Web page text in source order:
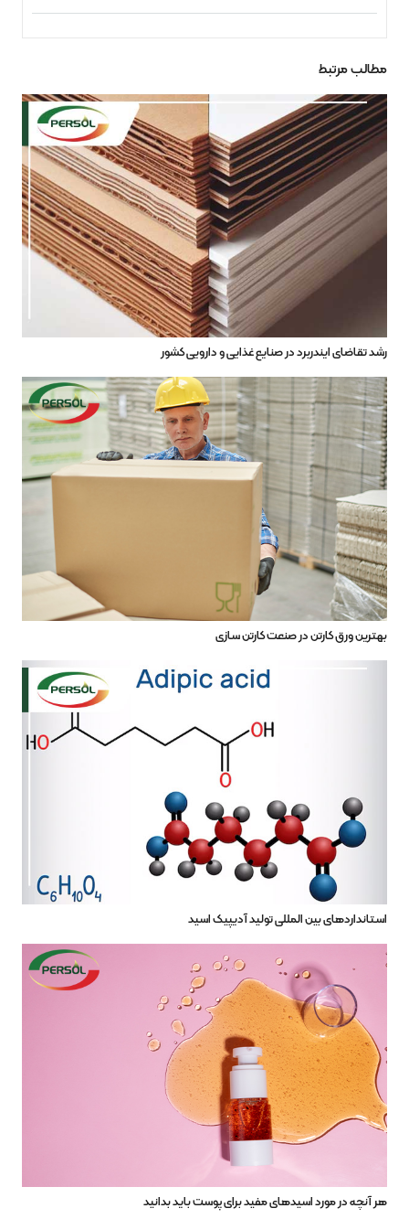
مطالب مرتبط
رشد تقاضای ایندربرد در صنایع غذایی و دارویی کشور
بهترین ورق کارتن در صنعت کارتن سازی
استانداردهای بین المللی تولید آدیپیک اسید
هر آنچه در مورد اسیدهای مفید برای پوست باید بدانید